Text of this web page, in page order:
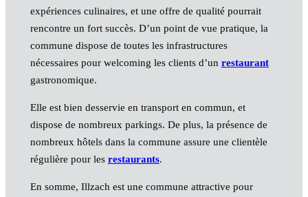
expériences culinaires, et une offre de qualité pourrait
rencontre un fort succès. D’un point de vue pratique, la
commune dispose de toutes les infrastructures
nécessaires pour welcoming les clients d’un restaurant
gastronomique.
Elle est bien desservie en transport en commun, et
dispose de nombreux parkings. De plus, la présence de
nombreux hôtels dans la commune assure une clientèle
régulière pour les restaurants.
En somme, Illzach est une commune attractive pour